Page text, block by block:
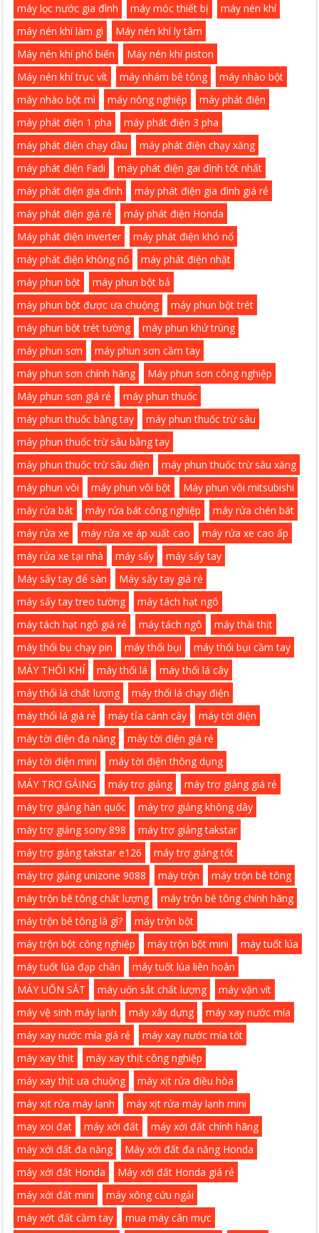
máy lọc nước gia đình máy móc thiết bị
máy nén khí
máy nén khí làm gì
Máy nén khí ly tâm
Máy nén khí phổ biến
Máy nén khí piston
Máy nén khí trục vít
máy nhám bê tông
máy nhào bột
máy nhào bột mì
máy nông nghiệp
máy phát điện
máy phát điện 1 pha
máy phát điện 3 pha
máy phát điện chạy dầu
máy phát điện chạy xăng
máy phát điện Fadi
máy phát điện gai đình tốt nhất
máy phát điện gia đình
máy phát điện gia đình giá rẻ
máy phát điện giá rẻ
máy phát điện Honda
Máy phát điện inverter
máy phát điện khó nổ
máy phát điện không nổ
máy phát điện nhật
máy phun bột
máy phun bột bả
máy phun bột được ưa chuộng
máy phun bột trét
máy phun bột trét tường
máy phun khử trùng
máy phun sơn
máy phun sơn cầm tay
máy phun sơn chính hãng
Máy phun sơn công nghiệp
Máy phun sơn giá rẻ
máy phun thuốc
máy phun thuốc bằng tay
máy phun thuốc trừ sâu
máy phun thuốc trừ sâu bằng tay
máy phun thuốc trừ sâu điện
máy phun thuốc trừ sâu xăng
máy phun vôi
máy phun vôi bột
Máy phun vôi mitsubishi
máy rửa bát
máy rửa bát công nghiệp
máy rửa chén bát
máy rửa xe
máy rửa xe áp xuất cao
máy rửa xe cao ấp
máy rửa xe tại nhà
máy sấy
máy sấy tay
Máy sấy tay để sàn
Máy sấy tay giá rẻ
máy sấy tay treo tường
máy tách hạt ngô
máy tách hạt ngô giá rẻ
máy tách ngô
máy thái thịt
máy thổi bụ chạy pin
máy thổi bụi
máy thổi bụi cầm tay
MÁY THỔI KHÍ
máy thổi lá
máy thổi lá cây
máy thổi lá chất lượng
máy thổi lá chạy điện
máy thổi lá giá rẻ
máy tỉa cành cây
máy tời điện
máy tời điện đa năng
máy tời điện giá rẻ
máy tời điện mini
máy tời điện thông dụng
MÁY TRỢ GẢING
máy trợ giảng
máy trợ giảng giá rẻ
máy trợ giảng hàn quốc
máy trợ giảng không dây
máy trợ giảng sony 898
máy trợ giảng takstar
máy trợ giảng takstar e126
máy trợ giảng tốt
máy trợ giảng unizone 9088
máy trộn
máy trộn bê tông
máy trộn bê tông chất lượng
máy trộn bê tông chính hãng
máy trộn bê tông là gì?
máy trộn bột
máy trộn bột công nghiệp
máy trộn bột mini
máy tuốt lúa
máy tuốt lúa đạp chân
máy tuốt lúa liên hoàn
MÁY UỐN SẮT
máy uốn sắt chất lượng
máy vặn vít
máy vệ sinh máy lạnh
máy xây dựng
máy xay nước mía
máy xay nước mía giá rẻ
máy xay nước mía tốt
máy xay thịt
máy xay thịt công nghiệp
máy xay thịt ưa chuộng
máy xịt rửa điều hòa
máy xịt rửa máy lạnh
máy xịt rửa máy lạnh mini
may xoi đat
máy xới đất
máy xới đất chính hãng
máy xới đất đa năng
Máy xới đất đa năng Honda
máy xới đất Honda
Máy xới đất Honda giá rẻ
máy xới đất mini
máy xông cứu ngải
máy xớt đất cầm tay
mua máy cân mực